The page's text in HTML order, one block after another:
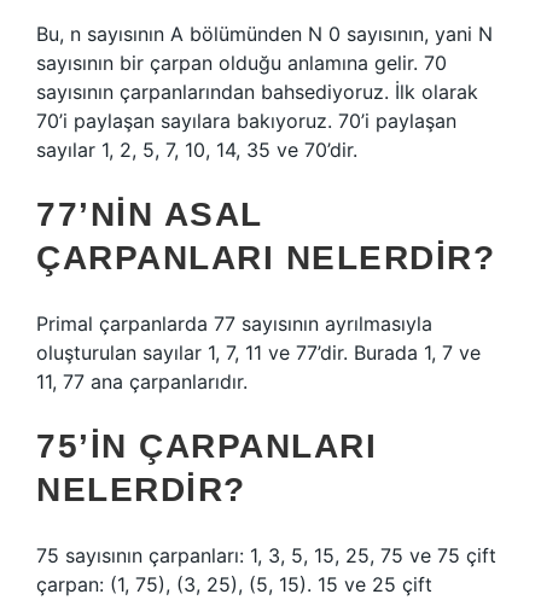
Bu, n sayısının A bölümünden N 0 sayısının, yani N
sayısının bir çarpan olduğu anlamına gelir. 70
sayısının çarpanlarından bahsediyoruz. İlk olarak
70’i paylaşan sayılara bakıyoruz. 70’i paylaşan
sayılar 1, 2, 5, 7, 10, 14, 35 ve 70’dir.
77’NIN ASAL
ÇARPANLARI NELERDIR?
Primal çarpanlarda 77 sayısının ayrılmasıyla
oluşturulan sayılar 1, 7, 11 ve 77’dir. Burada 1, 7 ve
11, 77 ana çarpanlarıdır.
75’IN ÇARPANLARI
NELERDIR?
75 sayısının çarpanları: 1, 3, 5, 15, 25, 75 ve 75 çift
çarpan: (1, 75), (3, 25), (5, 15). 15 ve 25 çift